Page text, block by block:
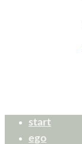
start
ego